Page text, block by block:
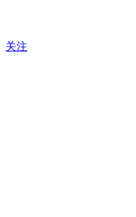
关注